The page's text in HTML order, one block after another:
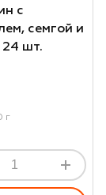
с
семгой и
24 шт.
г